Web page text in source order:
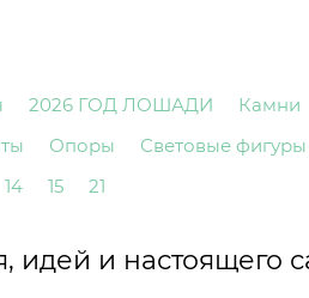
2026 ГОД ЛОШАДИ Камни
Опоры Световые фигуры
14 15 21
идей и настоящего